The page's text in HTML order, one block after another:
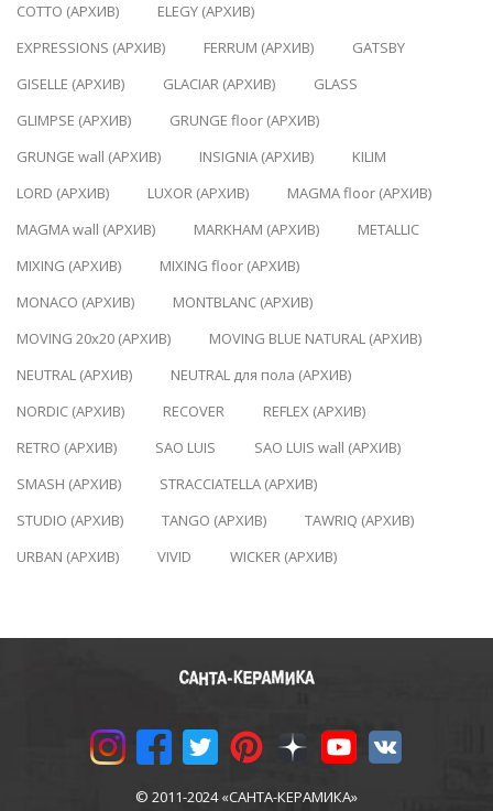
COTTO (АРХИВ)
ELEGY (АРХИВ)
EXPRESSIONS (АРХИВ)
FERRUM (АРХИВ)
GATSBY
GISELLE (АРХИВ)
GLACIAR (АРХИВ)
GLASS
GLIMPSE (АРХИВ)
GRUNGE floor (АРХИВ)
GRUNGE wall (АРХИВ)
INSIGNIA (АРХИВ)
KILIM
LORD (АРХИВ)
LUXOR (АРХИВ)
MAGMA floor (АРХИВ)
MAGMA wall (АРХИВ)
MARKHAM (АРХИВ)
METALLIC
MIXING (АРХИВ)
MIXING floor (АРХИВ)
MONACO (АРХИВ)
MONTBLANC (АРХИВ)
MOVING 20x20 (АРХИВ)
MOVING BLUE NATURAL (АРХИВ)
NEUTRAL (АРХИВ)
NEUTRAL для пола (АРХИВ)
NORDIC (АРХИВ)
RECOVER
REFLEX (АРХИВ)
RETRO (АРХИВ)
SAO LUIS
SAO LUIS wall (АРХИВ)
SMASH (АРХИВ)
STRACCIATELLA (АРХИВ)
STUDIO (АРХИВ)
TANGO (АРХИВ)
TAWRIQ (АРХИВ)
URBAN (АРХИВ)
VIVID WICKER (АРХИВ)
© 2011-2024 «САНТА-КЕРАМИКА»